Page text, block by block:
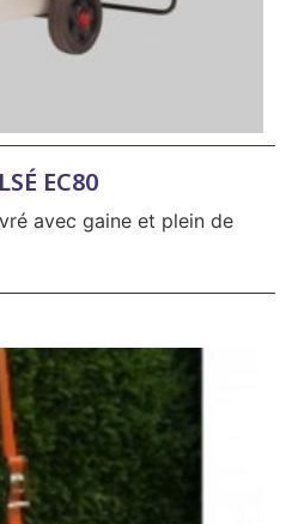
EC80
avec gaine et plein de